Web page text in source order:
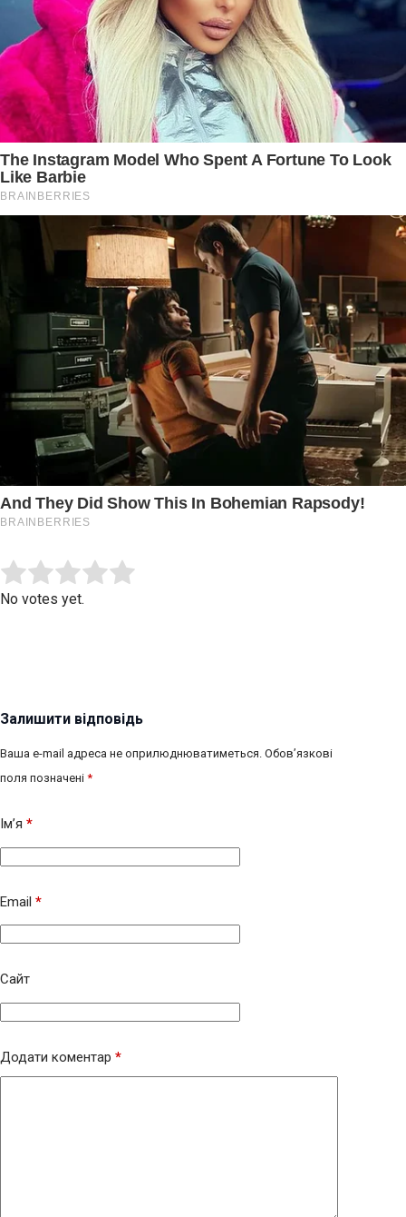
Rate this item:
No votes yet.
Залишити відповідь
Ваша e-mail адреса не оприлюднюватиметься. Обов’язкові
поля позначені *
Ім’я *
Email *
Сайт
Додати коментар *